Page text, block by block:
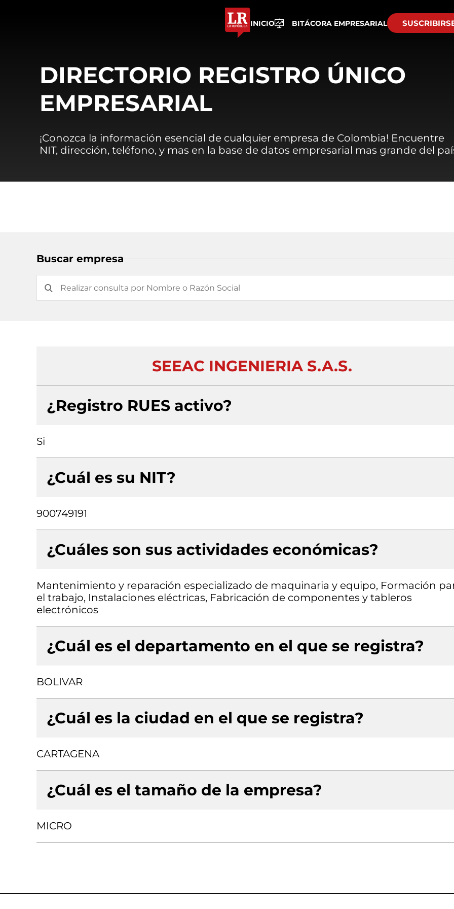
INICIO BITÁCORA EMPRESARIAL
DIRECTORIO REGISTRO ÚNICO
EMPRESARIAL
¡Conozca la información esencial de cualquier empresa de Colombia! Encuentre
NIT, dirección, teléfono, y mas en la base de datos empresarial mas grande del
Buscar empresa
SEEAC INGENIERIA S.A.S.
¿Registro RUES activo?
Si
¿Cuál es su NIT?
900749191
¿Cuáles son sus actividades económicas?
Mantenimiento y reparación especializado de maquinaria y equipo, Formación
el trabajo, Instalaciones eléctricas, Fabricación de componentes y tableros
electrónicos
¿Cuál es el departamento en el que se registra?
BOLIVAR
¿Cuál es la ciudad en el que se registra?
CARTAGENA
¿Cuál es el tamaño de la empresa?
MICRO